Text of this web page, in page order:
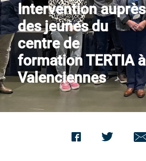
Contact us
Intervention auprès
des jeunes du
centre de
formation TERTIA à
Valenciennes